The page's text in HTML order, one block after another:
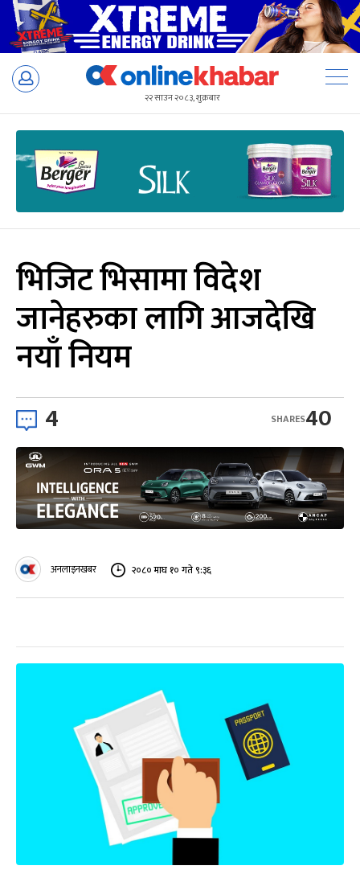
Skip
२२ साउन २०८३, शुक्रबार
भिजिट भिसामा विदेश
जानेहरुका लागि आजदेखि
नयाँ नियम
4 40
SHARES
अनलाइनखबर २०८० माघ १० गते ९:३६